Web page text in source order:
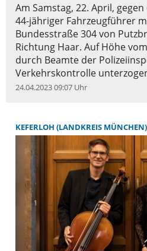
Am Samstag, 22. April,
44-jähriger Fahrzeugführer
Bundesstraße 304 von
Richtung Haar. Auf Höhe
durch Beamte der
Verkehrskontrolle
deutlicher Alkoholgeruch
24.04.2023 09:07 Uhr
KEFERLOH (LANDKREIS MÜNCHEN)